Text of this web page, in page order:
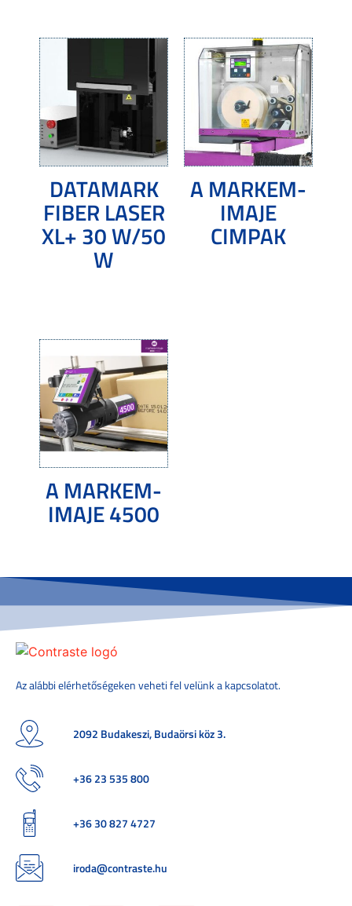
DATAMARK
FIBER LASER
XL+ 30 W/50
W
A MARKEM-
IMAJE
CIMPAK
A MARKEM-
IMAJE 4500
Az alábbi elérhetőségeken veheti fel velünk a kapcsolatot.
2092 Budakeszi, Budaörsi köz 3.
+36 23 535 800
+36 30 827 4727
iroda@contraste.hu